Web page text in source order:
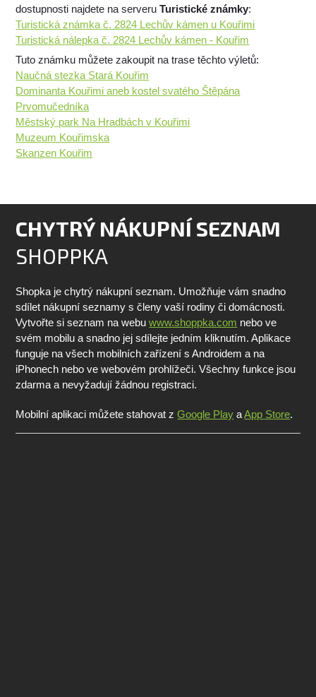
dostupnosti najdete na serveruTuristické známky:
Turistická známka č. 2824 Lechův kámen u Kouřimi
Turistická nálepka č. 2824 Lechův kámen - Kouřim
Tuto známku můžete zakoupit na trase těchto výletů:
Naučná stezka Stará Kouřim
Dominanta Kouřimi aneb kostel svatého Štěpána
Prvomučedníka
Městský park Na Hradbách v Kouřimi
Muzeum Kouřimska
Skanzen Kouřim
CHYTRÝ NÁKUPNÍ SEZNAM
SHOPPKA
Shopka je chytrý nákupní seznam. Umožňuje vám snadno
sdílet nákupní seznamy s členy vaší rodiny či domácnosti.
Vytvořte si seznam na webuwww.shoppka.com nebo ve
svém mobilu a snadno jej sdílejte jedním kliknutím. Aplikace
funguje na všech mobilních zařízení s Androidem a na
iPhonech nebo ve webovém prohlížeči. Všechny funkce jsou
zdarma a nevyžadují žádnou registraci.
Mobilní aplikaci můžete stahovat zGoogle Play aApp Store.